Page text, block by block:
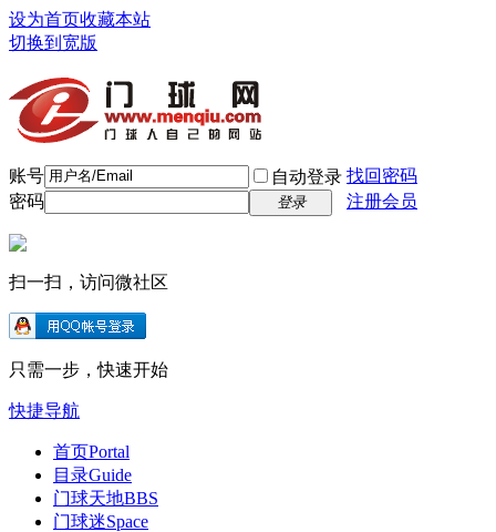
设为首页收藏本站
切换到宽版
账号 自动登录 找回密码
密码
登录 注册会员
扫一扫，访问微社区
只需一步，快速开始
快捷导航
首页Portal
目录Guide
门球天地BBS
门球迷Space